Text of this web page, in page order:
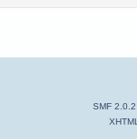
SMF 2.0.2